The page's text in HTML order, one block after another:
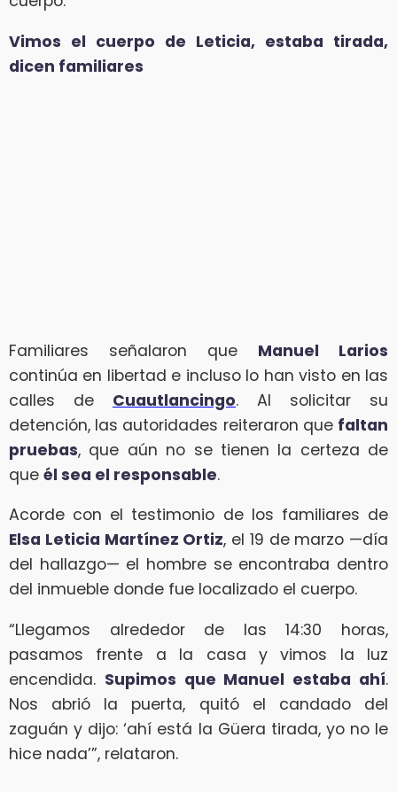
Vimos el cuerpo de Leticia, estaba tirada,
dicen familiares
Familiares señalaron que Manuel Larios
continúa en libertad e incluso lo han visto en las
calles de Cuautlancingo. Al solicitar su
detención, las autoridades reiteraron que faltan
pruebas, que aún no se tienen la certeza de
que él sea el responsable.
Acorde con el testimonio de los familiares de
Elsa Leticia Martínez Ortiz, el 19 de marzo —día
del hallazgo— el hombre se encontraba dentro
del inmueble donde fue localizado el cuerpo.
“Llegamos alrededor de las 14:30 horas,
pasamos frente a la casa y vimos la luz
encendida. Supimos que Manuel estaba ahí.
Nos abrió la puerta, quitó el candado del
zaguán y dijo: ‘ahí está la Güera tirada, yo no le
hice nada’”, relataron.